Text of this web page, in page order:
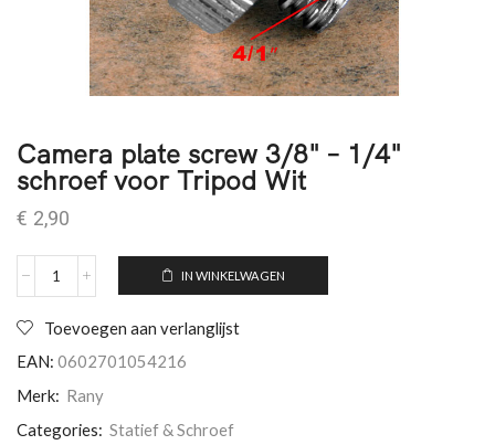
Camera plate screw 3/8" – 1/4"
schroef voor Tripod Wit
€ 2,90
IN WINKELWAGEN
Toevoegen aan verlanglijst
EAN: 0602701054216
Merk: Rany
Categories: Statief & Schroef